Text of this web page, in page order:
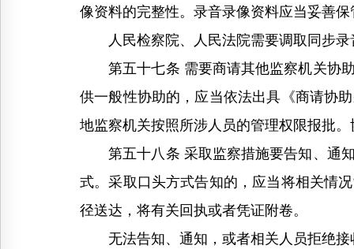
像资料的完整性。录音录像资料应当妥善
人民检察院、人民法院需要调取同步录
第五十七条 需要商请其他监察机关协助
供一般性协助的，应当依法出具《商请协
地监察机关按照所涉人员的管理权限报批
第五十八条 采取监察措施要告知、通知
式。采取口头方式告知的，应当将相关情
径送达，将有关回执或者凭证附卷。
无法告知、通知，或者相关人员拒绝接